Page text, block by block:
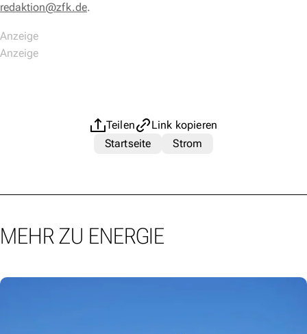
redaktion@zfk.de.
Teilen
Link kopieren
Startseite
Strom
MEHR ZU ENERGIE